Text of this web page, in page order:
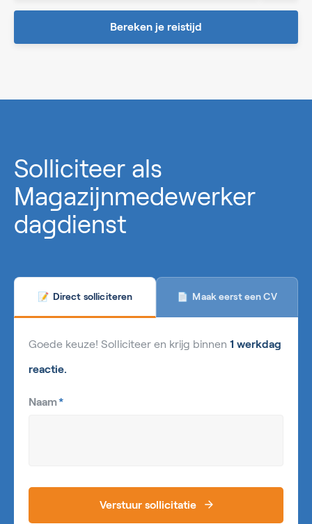
Bereken je reistijd
Solliciteer als
Magazijnmedewerker
dagdienst
📝 Direct solliciteren 📄 Maak eerst een CV
Goede keuze! Solliciteer en krijg binnen 1 werkdag
reactie.
Naam*
Verstuur sollicitatie